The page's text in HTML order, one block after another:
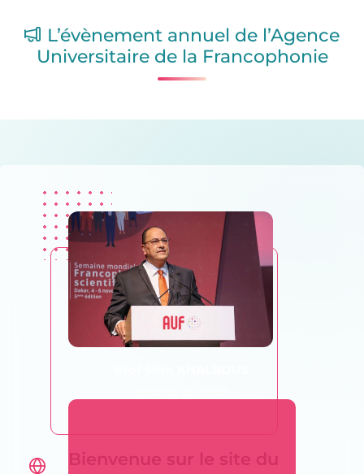
L’évènement annuel de l’Agence
Universitaire de la Francophonie
Bienvenue sur le site du